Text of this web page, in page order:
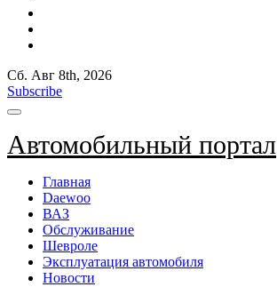
Сб. Авг 8th, 2026
Subscribe
Автомобильный портал
Главная
Daewoo
ВАЗ
Обслуживание
Шевроле
Эксплуатация автомобиля
Новости